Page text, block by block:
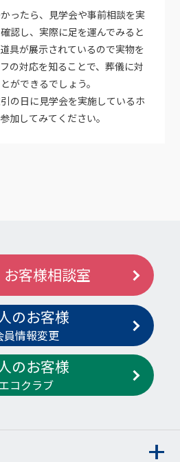
ったら、見学会や事前相談を実
認し、実際に足を運んでみると
具が展示されているので実物を
の対応を知ることで、葬儀に対
ができるでしょう。
の日に見学会を実施しているホ
加してみてください。
客様相談室
のお客様
員情報変更
のお客様
エコクラブ